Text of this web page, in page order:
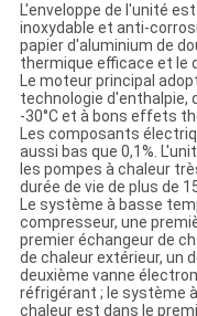
L'enveloppe de l'unité
inoxydable et anti-
papier d'aluminium de
thermique efficace et le
Le moteur principal
technologie d'enthalpie,
-30°C et à bons effets
Les composants
aussi bas que 0,1%.
les pompes à chaleur
durée de vie de plus de
Le système à basse
compresseur, une
premier échangeur de
de chaleur extérieur, un
deuxième vanne
réfrigérant ; le système
chaleur est dans le